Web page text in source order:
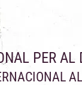
PER AL